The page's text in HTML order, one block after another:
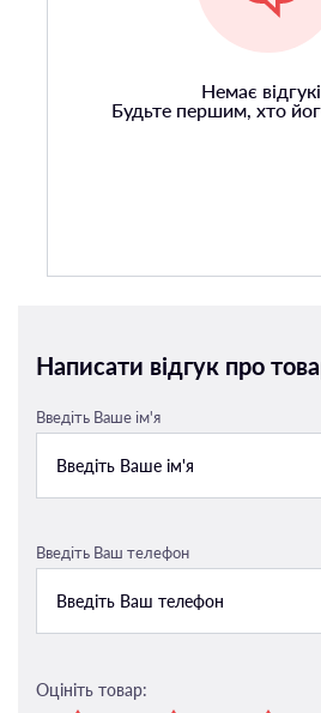
Немає
Будьте першим, хто
Написати відгук про
Введіть Ваше ім'я
Введіть Ваш телефон
Оцініть товар: